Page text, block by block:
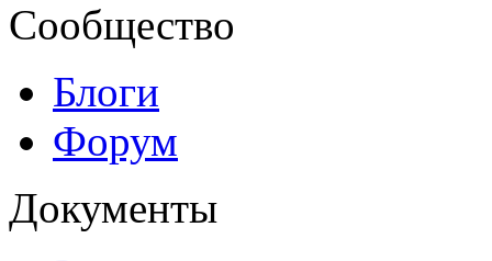
Сообщество
Блоги
Форум
Документы